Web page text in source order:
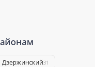
Дзержинский31